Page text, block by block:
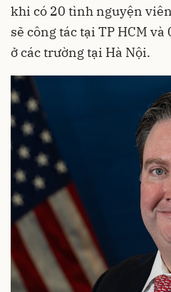
khi có 20 tình nguyện
sẽ công tác tại TP HCM
ở các trường tại Hà Nội.